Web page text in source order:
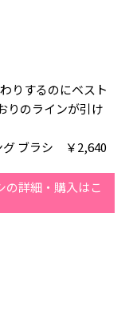
りするのにベスト
りのラインが引け
グ ブラシ ￥2,640
の詳細・購入はこ